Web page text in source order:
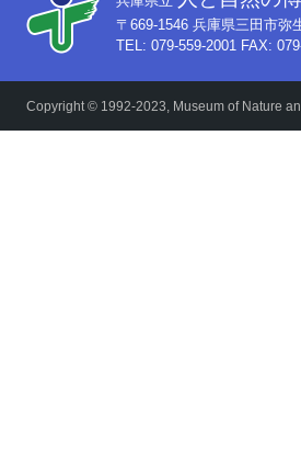
〒669-1546 兵庫県三田市弥
TEL: 079-559-2001 FAX:
Copyright © 1992-2023, Museum of Nature